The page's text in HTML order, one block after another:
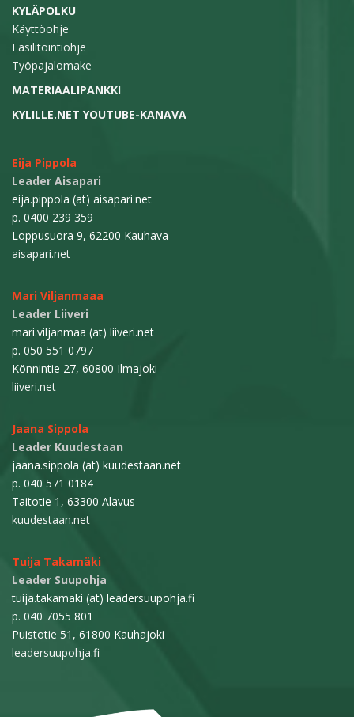
KYLÄPOLKU
Käyttöohje
Fasilitointiohje
Työpajalomake
MATERIAALIPANKKI
KYLILLE.NET YOUTUBE-KANAVA
Eija Pippola
Leader Aisapari
eija.pippola (at) aisapari.net
p. 0400 239 359
Loppusuora 9, 62200 Kauhava
aisapari.net
Mari Viljanmaaa
Leader Liiveri
mari.viljanmaa (at) liiveri.net
p. 050 551 0797
Könnintie 27, 60800 Ilmajoki
liiveri.net
Jaana Sippola
Leader Kuudestaan
jaana.sippola (at) kuudestaan.net
p. 040 571 0184
Taitotie 1, 63300 Alavus
kuudestaan.net
Tuija Takamäki
Leader Suupohja
tuija.takamaki (at) leadersuupohja.fi
p. 040 7055 801
Puistotie 51, 61800 Kauhajoki
leadersuupohja.fi